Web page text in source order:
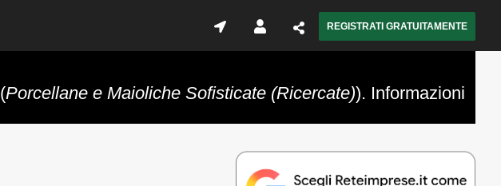
REGISTRATI GRATUITAMENTE
(Porcellane e Maioliche Sofisticate (Ricercate)). Informazioni